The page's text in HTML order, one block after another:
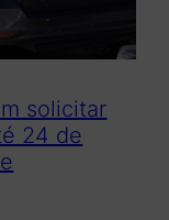
solicitar
24 de